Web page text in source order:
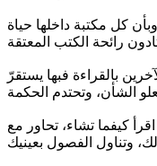
كل مكتبة داخلها حياة
بالقراءة فبها يستقرّ
كيفما تشاء، تحاور مع